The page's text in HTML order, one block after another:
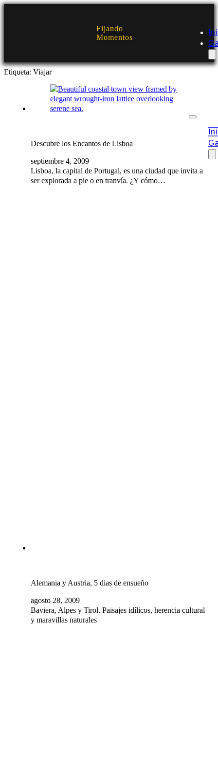
Fijando
Momentos
Etiqueta: Viajar
Descubre los Encantos de Lisboa
septiembre 4, 2009
Lisboa, la capital de Portugal, es una ciudad que invita a
ser explorada a pie o en tranvía. ¿Y cómo…
Alemania y Austria, 5 dias de ensueño
agosto 28, 2009
Baviera, Alpes y Tirol. Paisajes idílicos, herencia cultural
y maravillas naturales